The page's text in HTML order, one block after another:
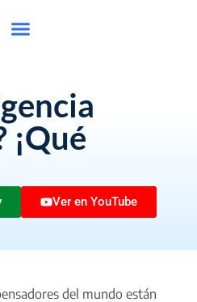
Ver en YouTube
del mundo están